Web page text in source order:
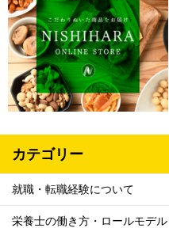
カテゴリー
就職・転職経験について
栄養士の働き方・ロールモデル